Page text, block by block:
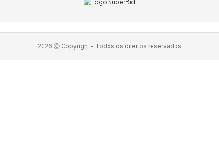
2026 Ⓒ Copyright - Todos os direitos reservados